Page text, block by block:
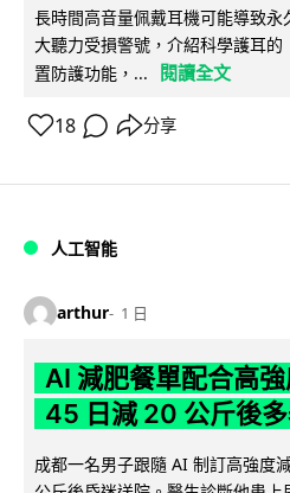
長時間高音量佩戴耳機可能導致
大聽力受損警號，介紹科學護耳
置防護功能，...
閱讀全文
18 分享
人工智能
arthur 1 日
AI 減肥餐單配合高
45 日減 20 公斤後
成都一名男子跟隨 AI 制訂高強度